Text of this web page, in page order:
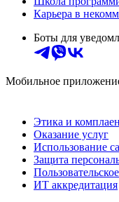
Карьера в
Боты для
Мобильное
Этика и
Оказание услуг
Использование
Защита
ИТ аккредитация